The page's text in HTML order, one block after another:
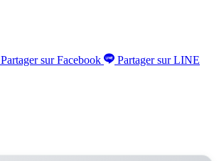
Partager sur Facebook Partager sur LINE